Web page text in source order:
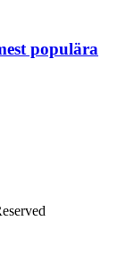
populära